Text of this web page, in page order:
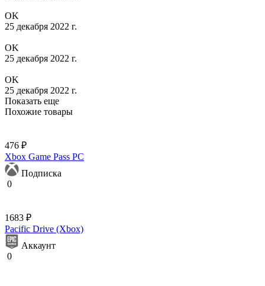
OK
25 декабря 2022 г.
OK
25 декабря 2022 г.
OK
25 декабря 2022 г.
Показать еще
Похожие товары
476 ₽
Xbox Game Pass PC
Подписка
0
1683 ₽
Pacific Drive (Xbox)
Аккаунт
0